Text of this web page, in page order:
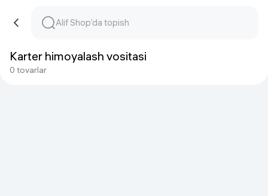
Karter himoyalash vositasi
0 tovarlar